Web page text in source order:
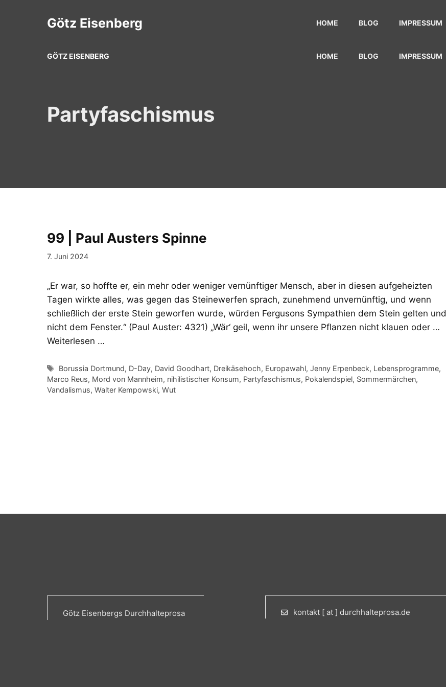
Götz Eisenberg HOME BLOG IMPRESSUM
GÖTZ EISENBERG HOME BLOG IMPRESSUM
Partyfaschismus
99 | Paul Austers Spinne
7. Juni 2024
„Er war, so hoffte er, ein mehr oder weniger vernünftiger Mensch, aber in diesen aufgeheizten
Tagen wirkte alles, was gegen das Steinewerfen sprach, zunehmend unvernünftig, und wenn
schließlich der erste Stein geworfen wurde, würden Fergusons Sympathien dem Stein gelten und
nicht dem Fenster.“ (Paul Auster: 4321) „Wär‘ geil, wenn ihr unsere Pflanzen nicht klauen oder …
Weiterlesen …
Schlagwörter
Borussia Dortmund, D-Day, David Goodhart, Dreikäsehoch, Europawahl,Jenny Erpenbeck, Lebensprogramme,
Marco Reus, Mord von Mannheim, nihilistischer Konsum, Partyfaschismus, Pokalendspiel, Sommermärchen,
Vandalismus, Walter Kempowski, Wut
Götz Eisenbergs Durchhalteprosa kontakt [ at ] durchhalteprosa.de